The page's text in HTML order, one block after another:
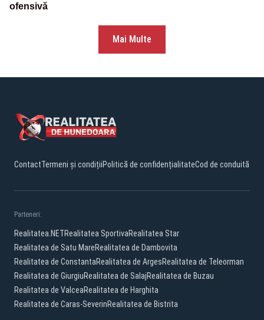
ofensivă
Mai Multe
ContactTermeni și condițiiPolitică de confidențialitateCod de conduită
Parteneri:
Realitatea.NETRealitatea SportivaRealitatea Star
Realitatea de Satu MareRealitatea de Dambovita
Realitatea de ConstantaRealitatea de ArgesRealitatea de Teleorman
Realitatea de GiurgiuRealitatea de SalajRealitatea de Buzau
Realitatea de ValceaRealitatea de Harghita
Realitatea de Caras-SeverinRealitatea de Bistrita